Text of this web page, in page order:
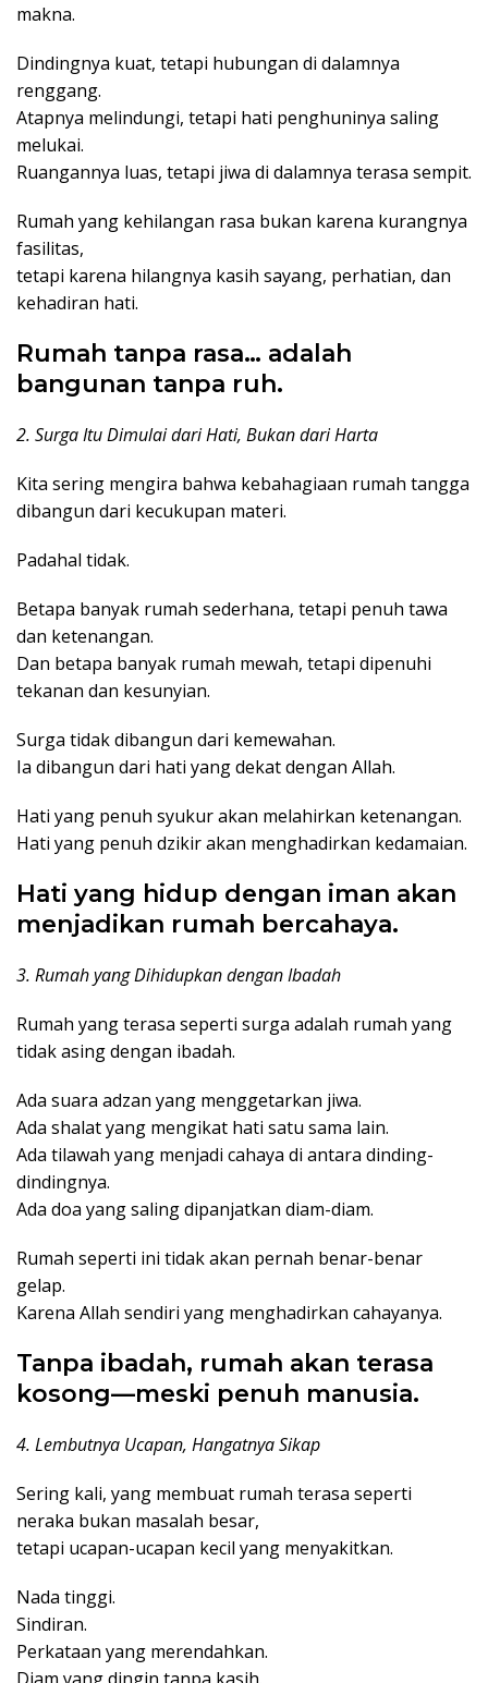
makna.
Dindingnya kuat, tetapi hubungan di dalamnya
renggang.
Atapnya melindungi, tetapi hati penghuninya saling
melukai.
Ruangannya luas, tetapi jiwa di dalamnya terasa sempit.
Rumah yang kehilangan rasa bukan karena kurangnya
fasilitas,
tetapi karena hilangnya kasih sayang, perhatian, dan
kehadiran hati.
Rumah tanpa rasa… adalah
bangunan tanpa ruh.
2. Surga Itu Dimulai dari Hati, Bukan dari Harta
Kita sering mengira bahwa kebahagiaan rumah tangga
dibangun dari kecukupan materi.
Padahal tidak.
Betapa banyak rumah sederhana, tetapi penuh tawa
dan ketenangan.
Dan betapa banyak rumah mewah, tetapi dipenuhi
tekanan dan kesunyian.
Surga tidak dibangun dari kemewahan.
Ia dibangun dari hati yang dekat dengan Allah.
Hati yang penuh syukur akan melahirkan ketenangan.
Hati yang penuh dzikir akan menghadirkan kedamaian.
Hati yang hidup dengan iman akan
menjadikan rumah bercahaya.
3. Rumah yang Dihidupkan dengan Ibadah
Rumah yang terasa seperti surga adalah rumah yang
tidak asing dengan ibadah.
Ada suara adzan yang menggetarkan jiwa.
Ada shalat yang mengikat hati satu sama lain.
Ada tilawah yang menjadi cahaya di antara dinding-
dindingnya.
Ada doa yang saling dipanjatkan diam-diam.
Rumah seperti ini tidak akan pernah benar-benar
gelap.
Karena Allah sendiri yang menghadirkan cahayanya.
Tanpa ibadah, rumah akan terasa
kosong—meski penuh manusia.
4. Lembutnya Ucapan, Hangatnya Sikap
Sering kali, yang membuat rumah terasa seperti
neraka bukan masalah besar,
tetapi ucapan-ucapan kecil yang menyakitkan.
Nada tinggi.
Sindiran.
Perkataan yang merendahkan.